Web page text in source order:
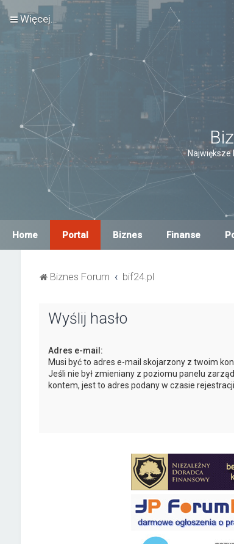
Więcej…
Home Portal Biznes Finanse
Biznes Forum bif24.pl
Wyślij hasło
Adres e-mail:
Musi być to adres e-mail skojarzony z twoim
Jeśli nie był zmieniany z poziomu panelu
kontem, jest to adres podany w czasie rejestracji.